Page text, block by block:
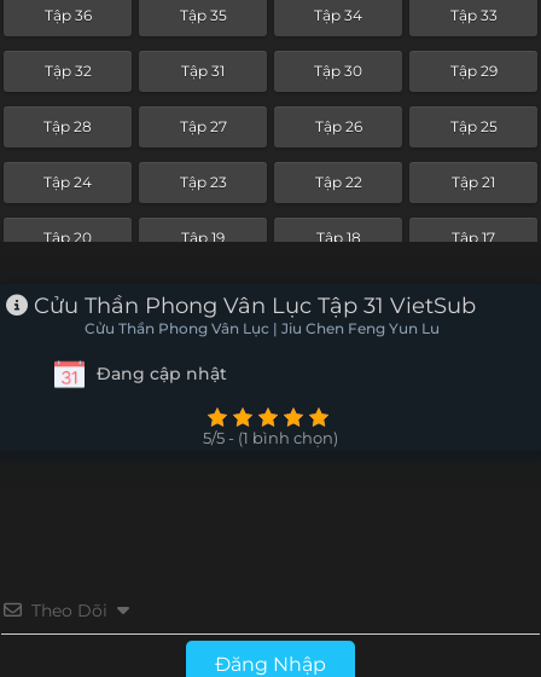
Tập 36 Tập 35 Tập 34 Tập 33
Tập 32 Tập 31 Tập 30 Tập 29
Tập 28 Tập 27 Tập 26 Tập 25
Tập 24 Tập 23 Tập 22 Tập 21
Tập 20 Tập 19 Tập 18 Tập 17
Tập 16 Tập 15 Tập 14 Tập 13
Tập 7 Tập 6
Cửu Thần Phong Vân Lục Tập 31 VietSub
Cửu Thần Phong Vân Lục | Jiu Chen Feng Yun Lu
Đang cập nhật
5/5 - (1 bình chọn)
Theo Dõi
Đăng Nhập